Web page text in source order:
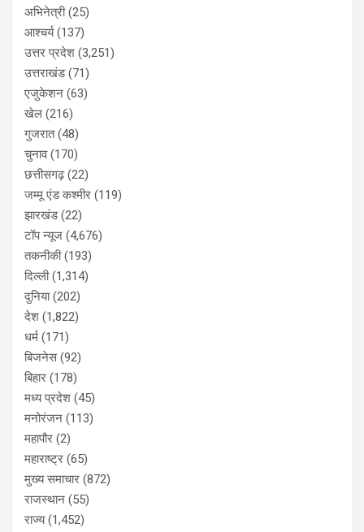
अभिनेत्री(25)
आश्चर्य(137)
उत्तर प्रदेश (3,251)
उत्तराखंड(71)
एजुकेशन (63)
खेल (216)
गुजरात(48)
चुनाव(170)
छत्तीसगढ़(22)
जम्मू एंड कश्मीर (119)
झारखंड(22)
टॉप न्यूज (4,676)
तकनीकी(193)
दिल्ली(1,314)
दुनिया(202)
देश (1,822)
धर्म (171)
बिजनेस(92)
बिहार (178)
मध्य प्रदेश (45)
मनोरंजन (113)
महापौर (2)
महाराष्ट्र (65)
मुख्य समाचार (872)
राजस्थान (55)
राज्य(1,452)